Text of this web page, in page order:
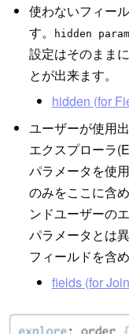
使わないフィー
す。
hidden
設定はそのまま
とが出来ます。
hidden (for
ユーザーが使用
エクスプローラ
パラメータを使
のみをここに含
ンドユーザーの
パラメータとは
フィールドを含
fields (for